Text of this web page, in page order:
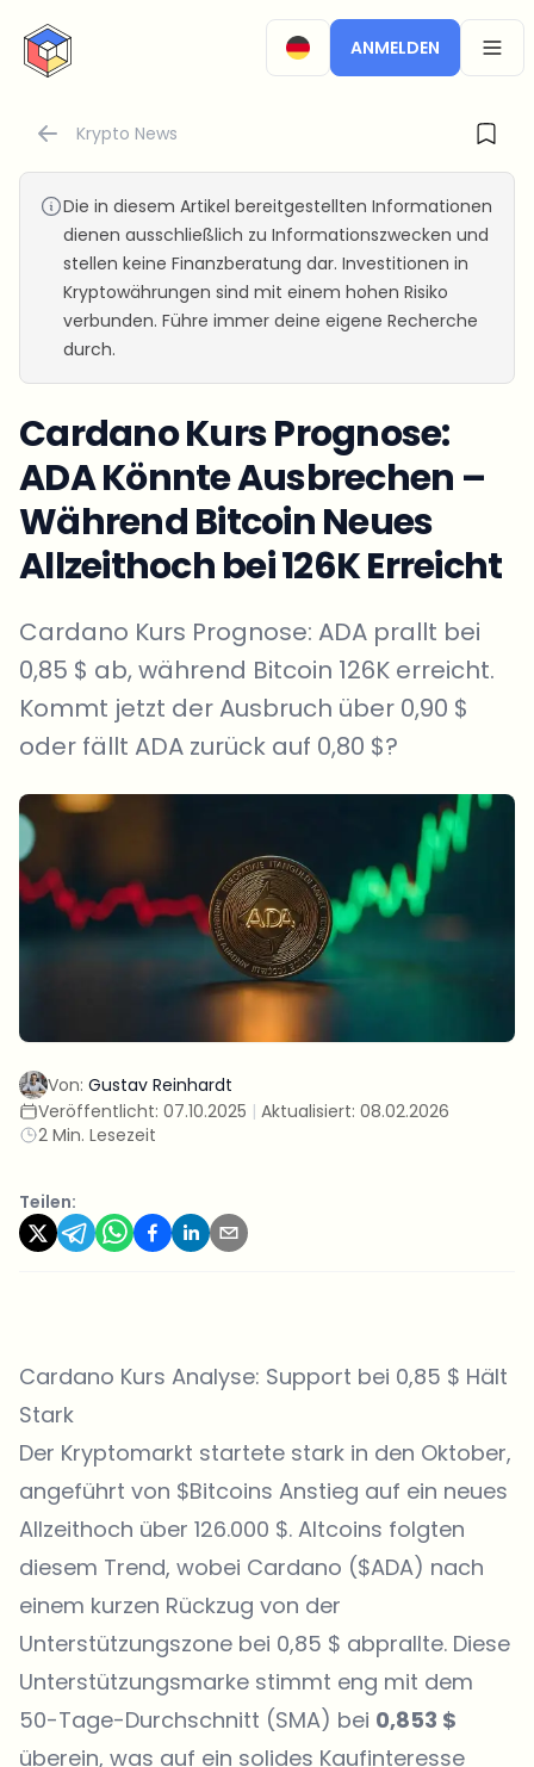
CryptoTicker
ANMELDEN
Krypto News
Die in diesem Artikel bereitgestellten Informationen
dienen ausschließlich zu Informationszwecken und
stellen keine Finanzberatung dar. Investitionen in
Kryptowährungen sind mit einem hohen Risiko
verbunden. Führe immer deine eigene Recherche
durch.
Cardano Kurs Prognose:
ADA Könnte Ausbrechen –
Während Bitcoin Neues
Allzeithoch bei 126K Erreicht
Cardano Kurs Prognose: ADA prallt bei
0,85 $ ab, während Bitcoin 126K erreicht.
Kommt jetzt der Ausbruch über 0,90 $
oder fällt ADA zurück auf 0,80 $?
Von: Gustav Reinhardt
Veröffentlicht: 07.10.2025 | Aktualisiert: 08.02.2026
2 Min. Lesezeit
Teilen:
Cardano Kurs Analyse: Support bei 0,85 $ Hält
Stark
Der Kryptomarkt startete stark in den Oktober,
angeführt von $Bitcoins Anstieg auf ein neues
Allzeithoch über 126.000 $. Altcoins folgten
diesem Trend, wobei Cardano ($ADA) nach
einem kurzen Rückzug von der
Unterstützungszone bei 0,85 $ abprallte. Diese
Unterstützungsmarke stimmt eng mit dem
50-Tage-Durchschnitt (SMA) bei 0,853 $
überein, was auf ein solides Kaufinteresse